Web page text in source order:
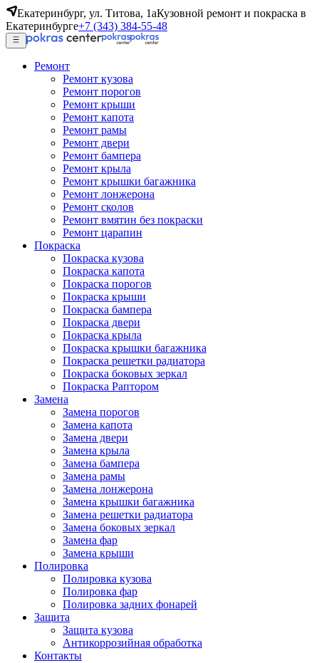
Екатеринбург, ул. Титова, 1аКузовной ремонт и покраска в
Екатеринбурге+7 (343) 384-55-48
Ремонт
Ремонт кузова
Ремонт порогов
Ремонт крыши
Ремонт капота
Ремонт рамы
Ремонт двери
Ремонт бампера
Ремонт крыла
Ремонт крышки багажника
Ремонт лонжерона
Ремонт сколов
Ремонт вмятин без покраски
Ремонт царапин
Покраска
Покраска кузова
Покраска капота
Покраска порогов
Покраска крыши
Покраска бампера
Покраска двери
Покраска крыла
Покраска крышки багажника
Покраска решетки радиатора
Покраска боковых зеркал
Покраска Раптором
Замена
Замена порогов
Замена капота
Замена двери
Замена крыла
Замена бампера
Замена рамы
Замена лонжерона
Замена крышки багажника
Замена решетки радиатора
Замена боковых зеркал
Замена фар
Замена крыши
Полировка
Полировка кузова
Полировка фар
Полировка задних фонарей
Защита
Защита кузова
Антикоррозийная обработка
Контакты